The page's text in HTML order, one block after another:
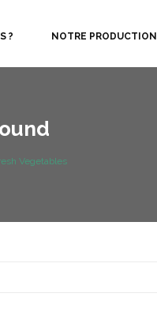
? NOTRE PRODUCTION
Vegetables